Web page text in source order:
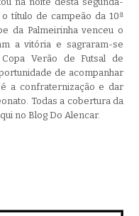
título de campeão da 10ª
da Palmeirinha venceu o
a vitória e sagraram-se
Verão de Futsal de
de acompanhar
a confraternização e dar
Todas a cobertura da
no Blog Do Alencar.